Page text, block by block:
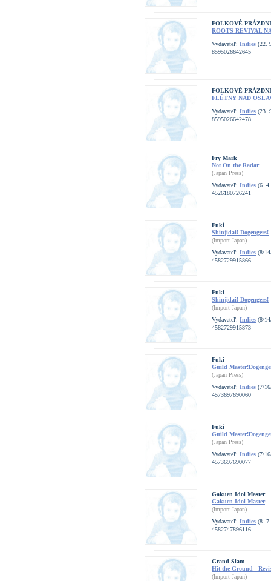
FOLKOVÉ
ROOTS REVIVAL
Vydavateľ: Indies (22.
8595026642645
FOLKOVÉ
FLÉTNY NAD
Vydavateľ: Indies (23.
8595026642478
Fry Mark
Not On the Radar
(Japan Press)
Vydavateľ: Indies (6.
4526180726241
Fuki
Shinjidai! Dogengers!
(Import Japan)
Vydavateľ: Indies (8/
4582729915866
Fuki
Shinjidai! Dogengers!
(Import Japan)
Vydavateľ: Indies (8/
4582729915873
Fuki
Guild
(Japan Press)
Vydavateľ: Indies (7/
4573697690060
Fuki
Guild
(Japan Press)
Vydavateľ: Indies (7/
4573697690077
Gakuen Idol Master
Gakuen Idol Master
(Import Japan)
Vydavateľ: Indies (8.
4582747896116
Grand Slam
Hit the Ground -
(Import Japan)